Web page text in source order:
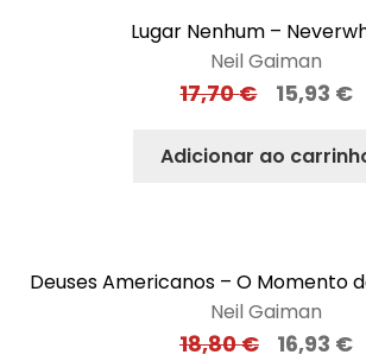
Lugar Nenhum –
Neil Gaiman
17,70€ 15,93 €
Adicionar ao
Deuses Americanos – O Momento
Neil Gaiman
18,80€ 16,93 €